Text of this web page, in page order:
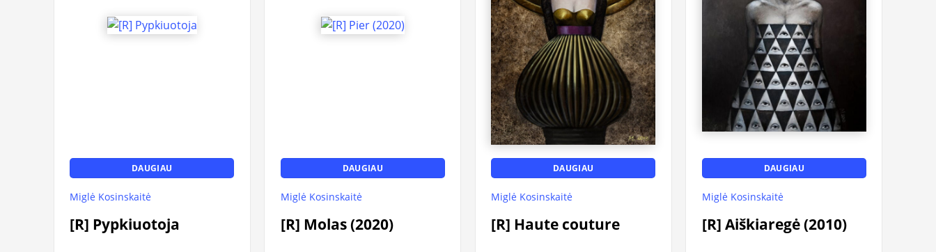
DAUGIAU
Miglė Kosinskaitė
[R] Pypkiuotoja
DAUGIAU
Miglė Kosinskaitė
[R] Molas (2020)
DAUGIAU
Miglė Kosinskaitė
[R] Haute couture
DAUGIAU
Miglė Kosinskaitė
[R] Aiškiaregė (2010)